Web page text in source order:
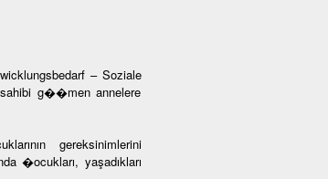
– Soziale
g��men annelere
gereksinimlerini
�ocukları, yaşadıkları